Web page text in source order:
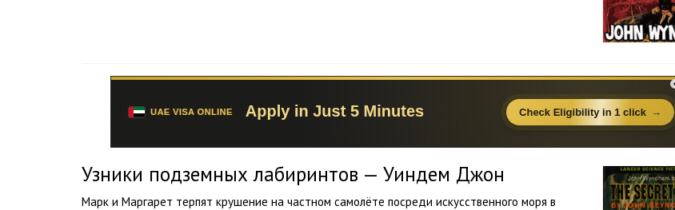
Узники подземных лабиринтов — Уиндем Джон
Марк и Маргарет терпят крушение на частном самолёте посреди искусственного моря в